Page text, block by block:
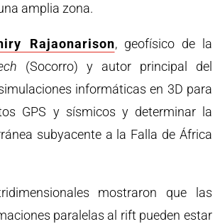
amplia zona.
Rajaonarison, geofísico de la
(Socorro) y autor principal del
informáticas en 3D para
GPS y sísmicos y determinar la
subyacente a la Falla de África
mostraron que las
paralelas al rift pueden estar